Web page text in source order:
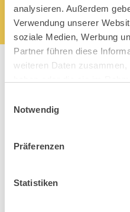
analysieren. Außerdem
Verwendung unserer
soziale Medien, Werbung
Partner führen diese
weiteren Daten
Notwendig
Präferenzen
Statistiken